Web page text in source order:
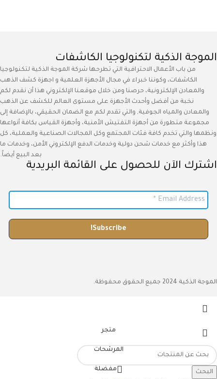
الموجة الذكية لتكنولوجيا الكاشفات
من باب الأعمال الاحترافية التي تطرحها شركة الموجة الذكية لتكنولوجيا
الكاشفات، وكوننا خبراء في مجال الأجهزة العلمية و اجهزة كشف الذهب
والمعادن الإلكترونية، حرصنا ومن خلال موقعنا الإلكتروني هذا أن نقدم لكم
نخبة من أفضل وأحدث الأجهزة على مستوى العالم للكشف عن الذهب
والمعادن والمياه الجوفية, والتي تقدم لكم مع الضمان الحقيقي، بالإضافة إلى
مجموعة متطورة من أجهزة التفتيش الأمنية، وأجهزة القياس بكافة أنواعها
ونظمها والتي تخدم كافة فئات المجتمع وكل المجالات الصناعية والعملية، كل
هذا وأكثر مع خدمات شحن دولية وخدمات الدفع الإلكتروني الأمن، وخدمات ما
بعد البيع أيضاً.
اشترك الآن للحصول على القائمة البريدية
الموجة الذكية 2024 جميع الحقوق محفوظة.
البحث
متجر
المرشحات
مفضلة